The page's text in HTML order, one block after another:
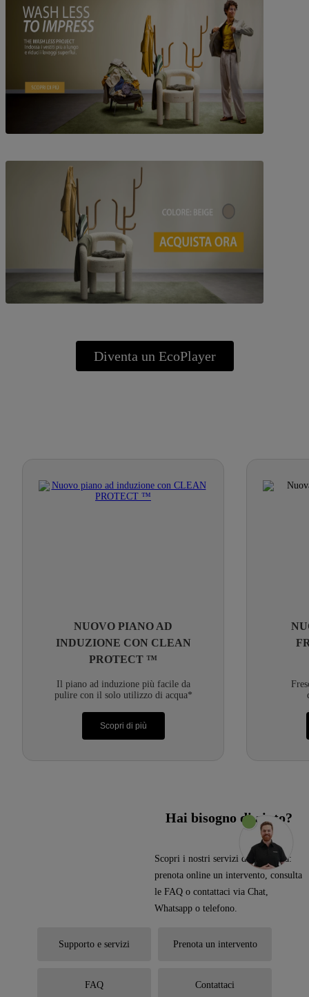
Diventa un EcoPlayer
NUOVO PIANO AD
INDUZIONE CON CLEAN
PROTECT ™
Il piano ad induzione più facile da
pulire con il solo utilizzo di acqua*
Scopri di più
Hai bisogno di aiuto?
Scopri i nostri servizi di assistenza:
prenota online un intervento, consulta
le FAQ o contattaci via Chat,
Whatsapp o telefono.
Supporto e servizi Prenota un intervento
FAQ Contattaci